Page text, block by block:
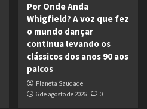
Por Onde Anda
Whigfield? A voz que fez
o mundo dançar
continua levando os
clássicos dos anos 90 aos
palcos
Planeta Saudade
6 de agosto de 2026
0